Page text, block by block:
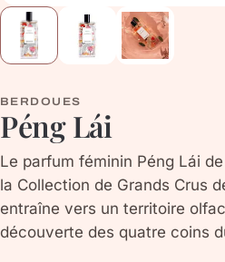
BERDOUES
Péng Lái
Le parfum féminin Péng Lái
la Collection de Grands Crus
entraîne vers un territoire
découverte des quatre coins